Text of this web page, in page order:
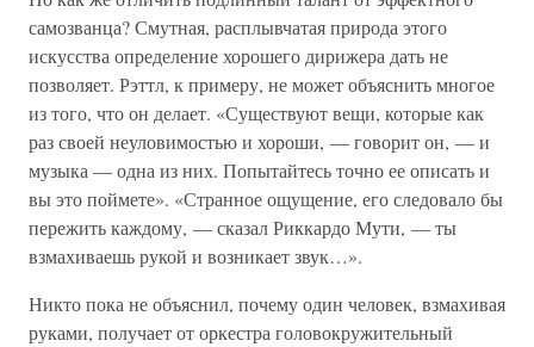
самозванца? Смутная, расплывчатая природа этого
искусства определение хорошего дирижера дать не
позволяет. Рэттл, к примеру, не может объяснить многое
из того, что он делает. «Существуют вещи, которые как
раз своей неуловимостью и хороши, — говорит он, — и
музыка — одна из них. Попытайтесь точно ее описать и
вы это поймете». «Странное ощущение, его следовало бы
пережить каждому, — сказал Риккардо Мути, — ты
взмахиваешь рукой и возникает звук…».
Никто пока не объяснил, почему один человек, взмахивая
руками, получает от оркестра головокружительный